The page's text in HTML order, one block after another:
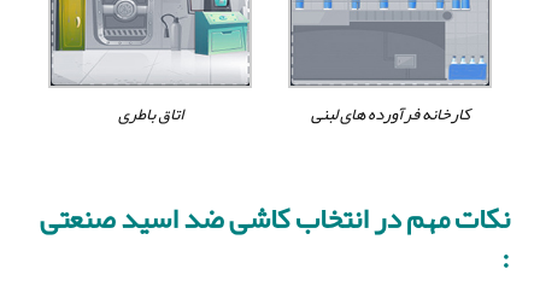
کارخانه فرآورده های لبنی اتاق باطری
نکات مهم در انتخاب کاشی ضد اسید صنعتی
: